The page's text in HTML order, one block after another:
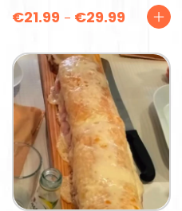
€21.99 – €29.99